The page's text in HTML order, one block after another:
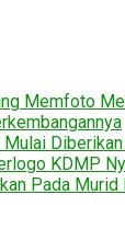
Memfoto
KDMP
Pada